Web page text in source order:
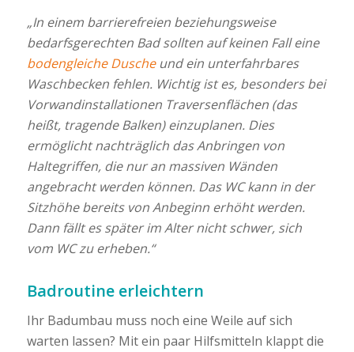
„In einem barrierefreien beziehungsweise
bedarfsgerechten Bad sollten auf keinen Fall eine
bodengleiche Duscheund ein unterfahrbares
Waschbecken fehlen. Wichtig ist es, besonders bei
Vorwandinstallationen Traversenflächen (das
heißt, tragende Balken) einzuplanen. Dies
ermöglicht nachträglich das Anbringen von
Haltegriffen, die nur an massiven Wänden
angebracht werden können. Das WC kann in der
Sitzhöhe bereits von Anbeginn erhöht werden.
Dann fällt es später im Alter nicht schwer, sich
vom WC zu erheben.“
Badroutine erleichtern
Ihr Badumbau muss noch eine Weile auf sich
warten lassen? Mit ein paar Hilfsmitteln klappt die